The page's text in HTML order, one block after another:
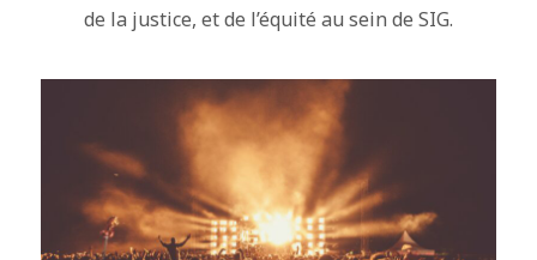
de la justice, et de l’équité au sein de SIG.